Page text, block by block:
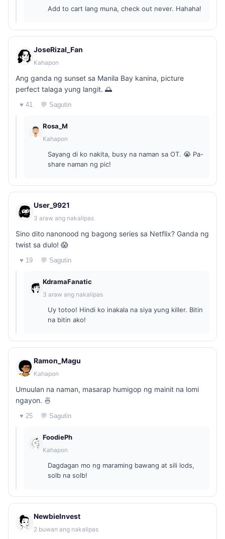
Add to cart lang muna, check out never. Hahaha!
JoseRizal_Fan
Kahapon
Ang ganda ng sunset sa Manila Bay kanina, picture
perfect talaga yung langit. 🌅
♥ 41 💬 Sagutin
Rosa_M
Kahapon
Sayang di ko nakita, busy na naman sa OT. 😭 Pa-
share naman ng pic!
User_9921
3 araw ang nakalipas
Sino dito nanonood ng bagong series sa Netflix? Ganda ng
twist sa dulo! 😱
♥ 19 💬 Sagutin
KdramaFanatic
3 araw ang nakalipas
Uy totoo! Hindi ko inakala na siya yung killer. Bitin
na bitin ako!
Ramon_Magu
Kahapon
Umuulan na naman, masarap humigop ng mainit na lomi
ngayon. 🍜
♥ 25 💬 Sagutin
FoodiePh
Kahapon
Dagdagan mo ng maraming bawang at sili lods,
solb na solb!
NewbieInvest
2 buwan ang nakalipas